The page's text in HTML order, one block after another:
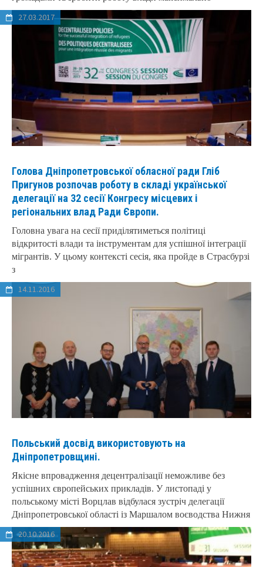
27.03.2017
Голова Дніпропетровської обласної ради Гліб
Пригунов розпочав роботу в складі української
делегації на 32 сесії Конгресу місцевих і
регіональних влад Ради Європи.
Головна увага на сесії приділятиметься політиці
відкритості влади та інструментам для успішної інтеграції
мігрантів. У цьому контексті сесія, яка пройде в Страсбурзі
з
14.11.2016
Польський досвід використовують на
Дніпропетровщині.
Якісне впровадження децентралізації неможливе без
успішних європейських прикладів. У листопаді у
польському місті Ворцлав відбулася зустріч делегації
Дніпропетровської області із Маршалом воєводства Нижня
20.10.2016